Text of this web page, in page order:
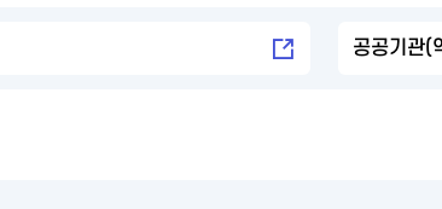
공공기관(